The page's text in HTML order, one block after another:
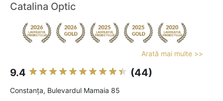
Catalina Optic
Arată mai multe >>
9.4 (44)
Constanţa, Bulevardul Mamaia 85